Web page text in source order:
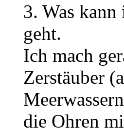
3. Was
geht.
Ich mach
Zerstäuber
die Ohren